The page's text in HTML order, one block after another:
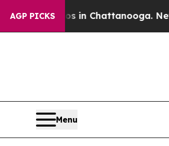
AGP PICKS
Chaos in Chattanooga.
Menu